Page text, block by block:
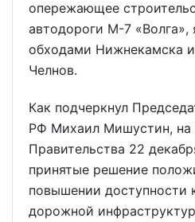
опережающее
автодороги М-7
обходами Нижнекамска
Челнов.
Как подчеркнул
РФ Михаил Мишустин, на
Правительства 22
принятые решение
повышении доступности
дорожной